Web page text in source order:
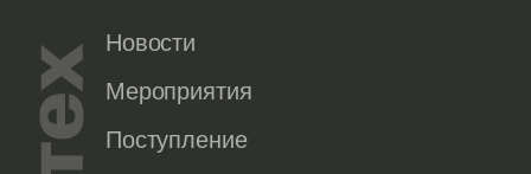
Новости
Мероприятия
Поступление